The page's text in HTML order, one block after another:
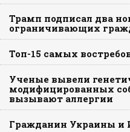
Трамп подписал два
ограничивающих
Топ-15 самых
Ученые вывели
модифицированных
вызывают аллергии
Гражданин Украины и